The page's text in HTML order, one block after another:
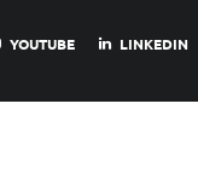
YOUTUBE LINKEDIN